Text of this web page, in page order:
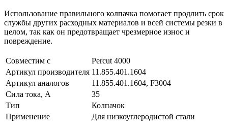
Использование правильного колпачка помогает продлить срок
службы других расходных материалов и всей системы резки в
целом, так как он предотвращает чрезмерное износ и
повреждение.
Совместим с
Percut 4000
Артикул производителя 11.855.401.1604
Артикул аналогов
11.855.401.1604, F3004
Сила тока, А
35
Тип
Колпачок
Применение
Для низкоуглеродистой стали